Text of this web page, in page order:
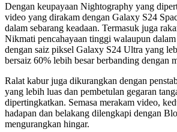
Dengan keupayaan Nightography yang
video yang dirakam dengan Galaxy S24
dalam sebarang keadaan. Termasuk juga
Nikmati pencahayaan tinggi walaupun dalam
dengan saiz piksel Galaxy S24 Ultra yang
bersaiz 60% lebih besar berbanding dengan
Ralat kabur juga dikurangkan dengan
yang lebih luas dan pembetulan gegaran
dipertingkatkan. Semasa merakam video,
hadapan dan belakang dilengkapi dengan
mengurangkan hingar.